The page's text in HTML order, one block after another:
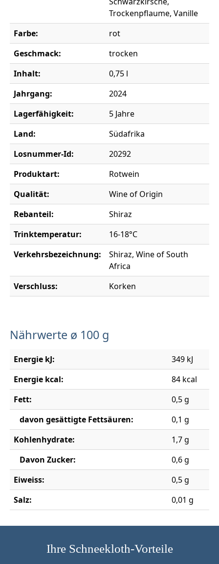
Trockenpflaume, Vanille
Farbe:
rot
Geschmack:
trocken
Inhalt:
0,75 l
Jahrgang:
2024
Lagerfähigkeit:
5 Jahre
Land:
Südafrika
Losnummer-Id:
20292
Produktart:
Rotwein
Qualität:
Wine of Origin
Rebanteil:
Shiraz
Trinktemperatur:
16-18°C
Verkehrsbezeichnung:
Shiraz, Wine of South
Africa
Verschluss:
Korken
Nährwerte ø 100 g
Energie kJ:
349 kJ
Energie kcal:
84 kcal
Fett:
0,5 g
davon gesättigte Fettsäuren:
0,1 g
Kohlenhydrate:
1,7 g
Davon Zucker:
0,6 g
Eiweiss:
0,5 g
Salz:
0,01 g
Ihre Schneekloth-Vorteile